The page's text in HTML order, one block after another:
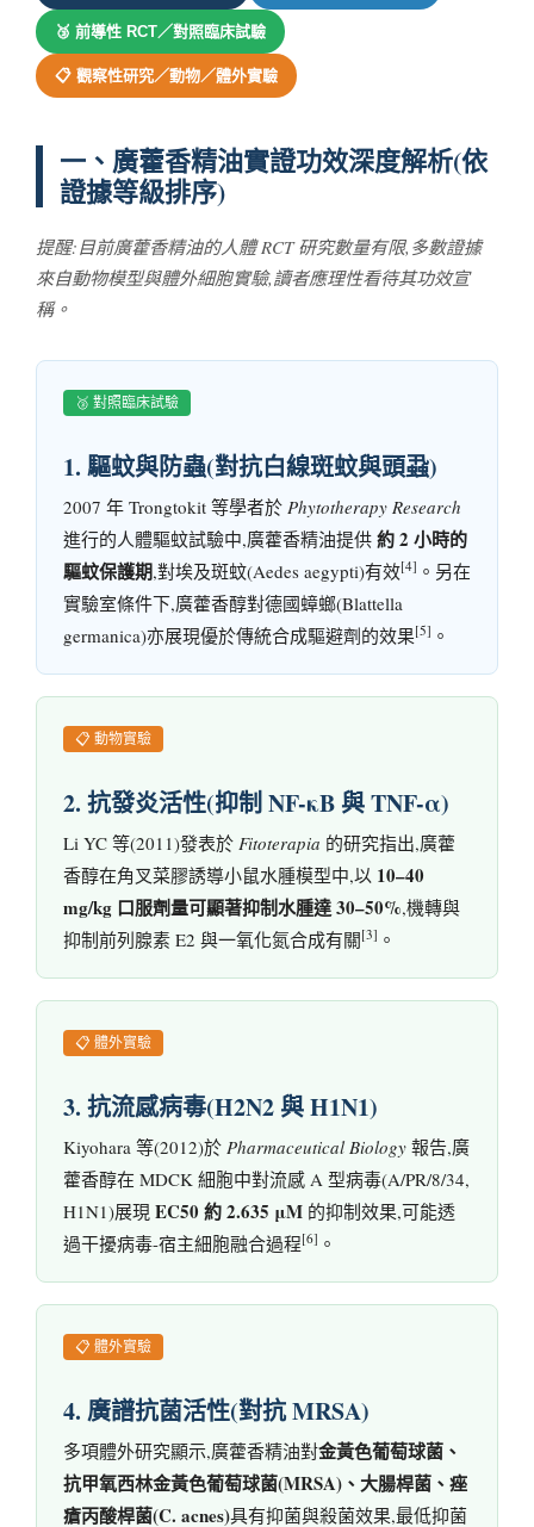
🥉 前導性 RCT／對照臨床試驗
📋 觀察性研究／動物／體外實驗
一、廣藿香精油實證功效深度解析(依
證據等級排序)
提醒:目前廣藿香精油的人體 RCT 研究數量有限,多數證據
來自動物模型與體外細胞實驗,讀者應理性看待其功效宣
稱。
🥉 對照臨床試驗
1. 驅蚊與防蟲(對抗白線斑蚊與頭蝨)
2007 年 Trongtokit 等學者於 Phytotherapy Research
進行的人體驅蚊試驗中,廣藿香精油提供 約 2 小時的
驅蚊保護期,對埃及斑蚊(Aedes aegypti)有效[4] 。另在
實驗室條件下,廣藿香醇對德國蟑螂(Blattella
germanica)亦展現優於傳統合成驅避劑的效果[5] 。
📋 動物實驗
2. 抗發炎活性(抑制 NF-κB 與 TNF-α)
Li YC 等(2011)發表於 Fitoterapia 的研究指出,廣藿
香醇在角叉菜膠誘導小鼠水腫模型中,以 10–40
mg/kg 口服劑量可顯著抑制水腫達 30–50%,機轉與
抑制前列腺素 E2 與一氧化氮合成有關[3] 。
📋 體外實驗
3. 抗流感病毒(H2N2 與 H1N1)
Kiyohara 等(2012)於 Pharmaceutical Biology 報告,廣
藿香醇在 MDCK 細胞中對流感 A 型病毒(A/PR/8/34,
H1N1)展現 EC50 約 2.635 μM 的抑制效果,可能透
過干擾病毒-宿主細胞融合過程[6] 。
📋 體外實驗
4. 廣譜抗菌活性(對抗 MRSA)
多項體外研究顯示,廣藿香精油對金黃色葡萄球菌、
抗甲氧西林金黃色葡萄球菌(MRSA)、大腸桿菌、痤
瘡丙酸桿菌(C. acnes)具有抑菌與殺菌效果,最低抑菌